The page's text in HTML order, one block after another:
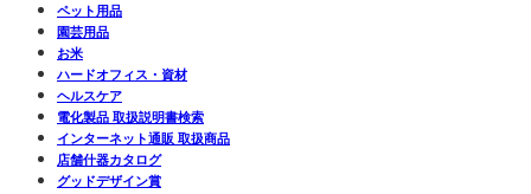
ペット用品
園芸用品
お米
ハードオフィス・資材
ヘルスケア
電化製品 取扱説明書検索
インターネット通販 取扱商品
店舗什器カタログ
グッドデザイン賞